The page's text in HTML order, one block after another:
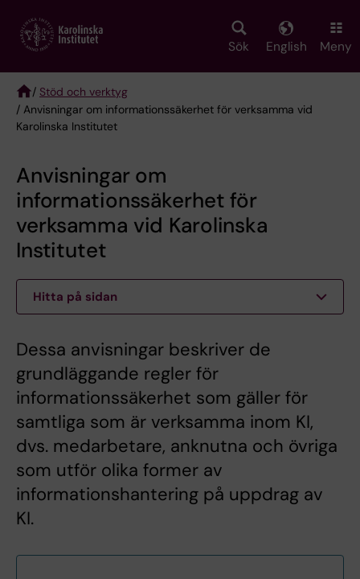
main
Sök English Meny
Breadcrumb
/ Stöd och verktyg
/ Anvisningar om informationssäkerhet för verksamma vid
Karolinska Institutet
Anvisningar om
informationssäkerhet för
verksamma vid Karolinska
Institutet
Hitta på sidan
Dessa anvisningar beskriver de
grundläggande regler för
informationssäkerhet som gäller för
samtliga som är verksamma inom KI,
dvs. medarbetare, anknutna och övriga
som utför olika former av
informationshantering på uppdrag av
KI.